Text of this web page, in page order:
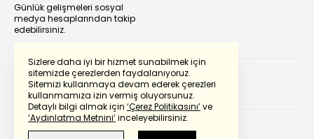
Sizlere daha iyi bir hizmet sunabilmek için
sitemizde çerezlerden faydalanıyoruz.
Sitemizi kullanmaya devam ederek çerezleri
kullanmamıza izin vermiş oluyorsunuz.
Detaylı bilgi almak için ‘Çerez Politikasını’ve
‘Aydınlatma Metnini’inceleyebilirsiniz.
Günlük gelişmeleri sosyal
medya hesaplarından takip
edebilirsiniz.